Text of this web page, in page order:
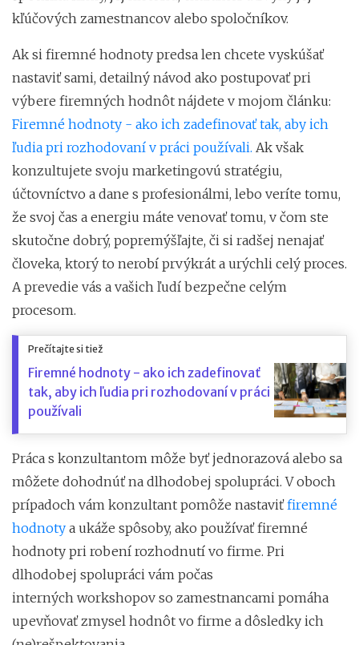
kľúčových zamestnancov alebo spoločníkov.
Ak si firemné hodnoty predsa len chcete vyskúšať
nastaviť sami, detailný návod ako postupovať pri
výbere firemných hodnôt nájdete v mojom článku:
Firemné hodnoty - ako ich zadefinovať tak, aby ich
ľudia pri rozhodovaní v práci používali. Ak však
konzultujete svoju marketingovú stratégiu,
účtovníctvo a dane s profesionálmi, lebo veríte tomu,
že svoj čas a energiu máte venovať tomu, v čom ste
skutočne dobrý, popremýšľajte, či si radšej nenajať
človeka, ktorý to nerobí prvýkrát a urýchli celý proces.
A prevedie vás a vašich ľudí bezpečne celým
procesom.
Prečítajte si tiež
Firemné hodnoty - ako ich zadefinovať
tak, aby ich ľudia pri rozhodovaní v práci
používali
Práca s konzultantom môže byť jednorazová alebo sa
môžete dohodnúť na dlhodobej spolupráci. V oboch
prípadoch vám konzultant pomôže nastaviťfiremné
hodnoty a ukáže spôsoby, ako používať firemné
hodnoty pri robení rozhodnutí vo firme. Pri
dlhodobej spolupráci vám počas
interných workshopov so zamestnancami pomáha
upevňovať zmysel hodnôt vo firme a dôsledky ich